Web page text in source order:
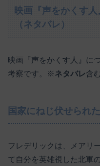
映画『声をかくす
（ネタバレ）
映画『声をかくす人』に
考察です。※ネタバレ含
国家にねじ伏せられ
フレデリックは、メアリ
て自分を英雄視した北軍